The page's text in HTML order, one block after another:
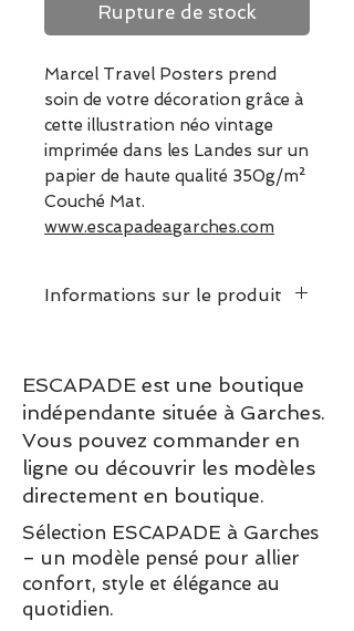
Rupture de stock
Marcel Travel Posters prend
soin de votre décoration grâce à
cette illustration néo vintage
imprimée dans les Landes sur un
papier de haute qualité 350g/m²
Couché Mat.
www.escapadeagarches.com
Informations sur le produit
Poids : 0.4 kg
ESCAPADE est une boutique
indépendante située à Garches.
Vous pouvez commander en
ligne ou découvrir les modèles
directement en boutique.
Sélection ESCAPADE à Garches
– un modèle pensé pour allier
confort, style et élégance au
quotidien.